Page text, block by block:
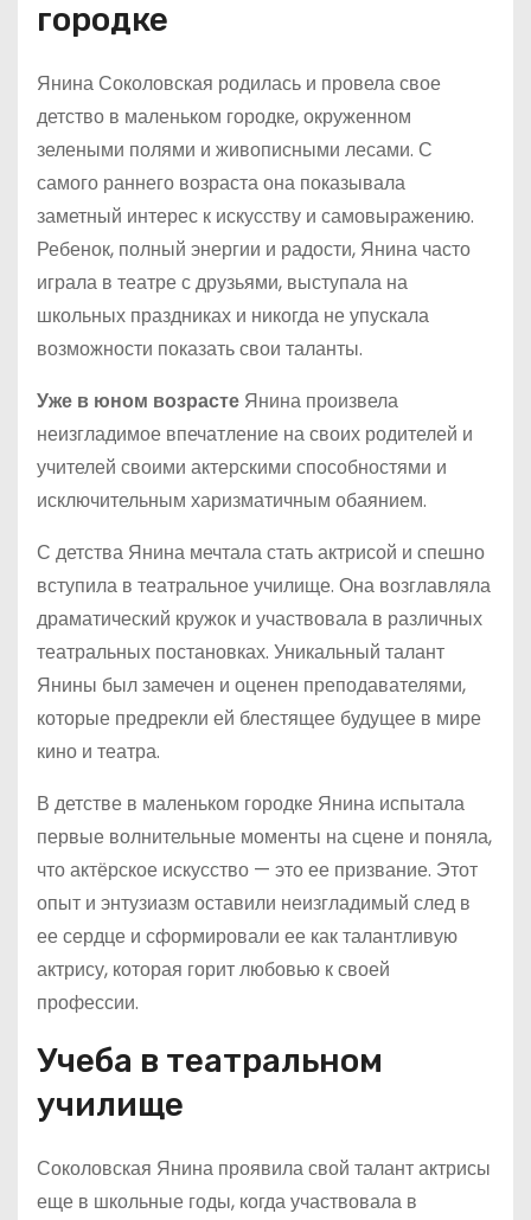
городке
Янина Соколовская родилась и провела свое
детство в маленьком городке, окруженном
зелеными полями и живописными лесами. С
самого раннего возраста она показывала
заметный интерес к искусству и самовыражению.
Ребенок, полный энергии и радости, Янина часто
играла в театре с друзьями, выступала на
школьных праздниках и никогда не упускала
возможности показать свои таланты.
Уже в юном возрасте Янина произвела
неизгладимое впечатление на своих родителей и
учителей своими актерскими способностями и
исключительным харизматичным обаянием.
С детства Янина мечтала стать актрисой и спешно
вступила в театральное училище. Она возглавляла
драматический кружок и участвовала в различных
театральных постановках. Уникальный талант
Янины был замечен и оценен преподавателями,
которые предрекли ей блестящее будущее в мире
кино и театра.
В детстве в маленьком городке Янина испытала
первые волнительные моменты на сцене и поняла,
что актёрское искусство — это ее призвание. Этот
опыт и энтузиазм оставили неизгладимый след в
ее сердце и сформировали ее как талантливую
актрису, которая горит любовью к своей
профессии.
Учеба в театральном
училище
Соколовская Янина проявила свой талант актрисы
еще в школьные годы, когда участвовала в